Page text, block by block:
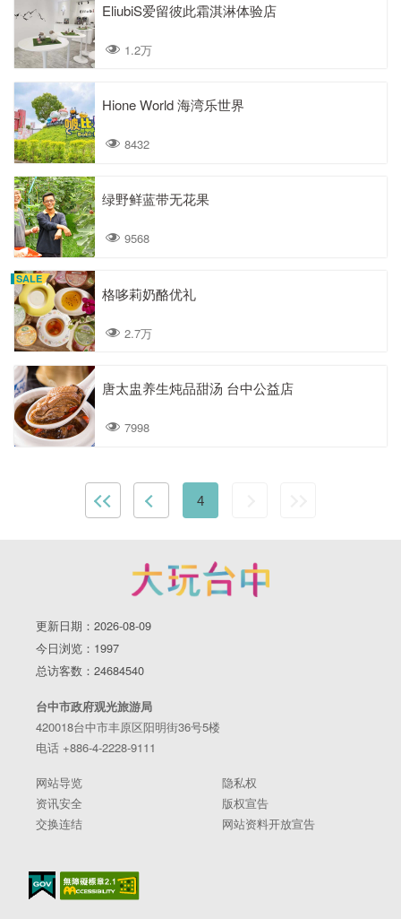
EliubiS爱留彼此霜淇淋体验店
1.2万
Hione World 海湾乐世界
8432
绿野鲜蓝带无花果
9568
SALE
格哆莉奶酪优礼
2.7万
唐太盅养生炖品甜汤 台中公益店
7998
4
更新日期：2026-08-09
今日浏览：1997
总访客数：24684540
台中市政府观光旅游局
420018台中市丰原区阳明街36号5楼
电话 +886-4-2228-9111
网站导览
隐私权
资讯安全
版权宣告
交换连结
网站资料开放宣告